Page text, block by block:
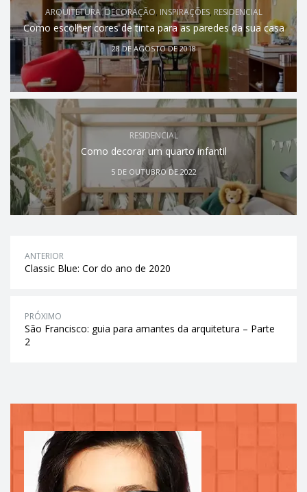
ARQUITETURA,DECORAÇÃO, INSPIRAÇÕES, RESIDENCIAL
Como escolher cores de tinta para as paredes da sua casa
28 DE AGOSTO DE 2018
RESIDENCIAL
Como decorar um quarto infantil
5 DE OUTUBRO DE 2022
ANTERIOR
Classic Blue: Cor do ano de 2020
PRÓXIMO
São Francisco: guia para amantes da arquitetura – Parte
2